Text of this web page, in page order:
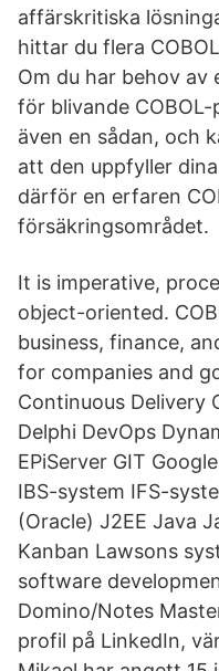
affärskritiska
hittar du flera
Om du har behov av
för blivande
även en sådan, och
att den uppfyller
därför en erfaren
försäkringsområdet.
It is imperative,
object-oriented.
business, finance,
for companies and
Continuous Delivery
Delphi DevOps
EPiServer GIT
IBS-system IFS-
(Oracle) J2EE Java
Kanban Lawsons
software
Domino/Notes
profil på LinkedIn,